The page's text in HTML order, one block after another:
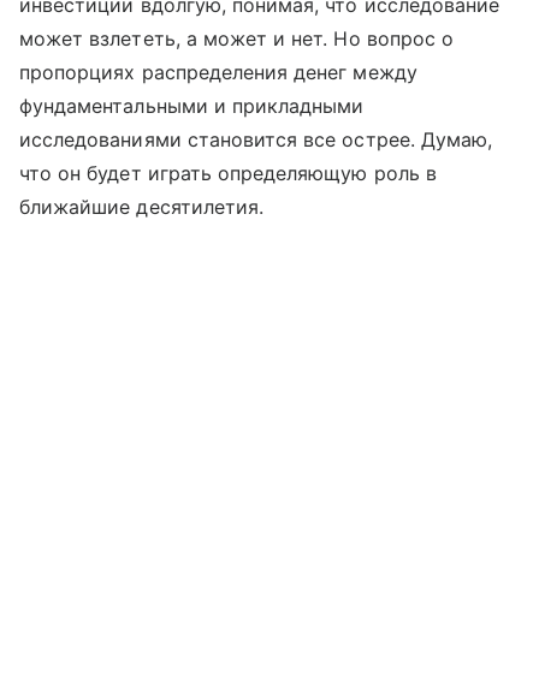
инвестиции вдолгую, понимая, что исследование
может взлететь, а может и нет. Но вопрос о
пропорциях распределения денег между
фундаментальными и прикладными
исследованиями становится все острее. Думаю,
что он будет играть определяющую роль в
ближайшие десятилетия.